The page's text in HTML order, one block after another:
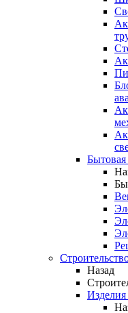
Бытовая
Назад